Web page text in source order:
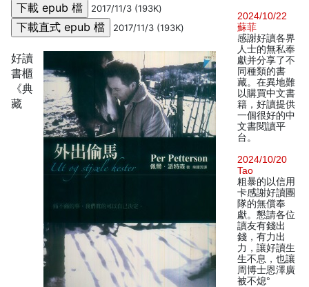
2017/11/3 (193K)
2017/11/3 (193K)
好讀
書櫃
《典
藏
2024/10/22
蘇菲
感謝好讀各界
人士的無私奉
獻并分享了不
同種類的書
藏。在異地難
以購買中文書
籍，好讀提供
一個很好的中
文書閱讀平
台。
2024/10/20
Tao
粗暴的以信用
卡感謝好讀團
隊的無償奉
獻。懇請各位
讀友有錢出
錢，有力出
力，讓好讀生
生不息，也讓
周博士恩澤廣
被不熄°